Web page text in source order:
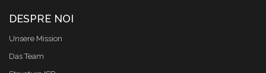
DESPRE NOI
Unsere Mission
Das Team